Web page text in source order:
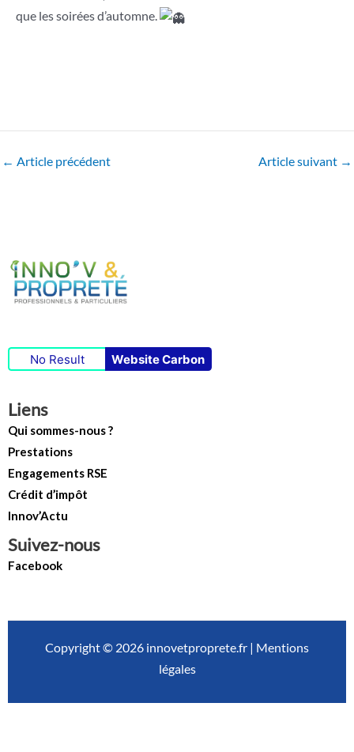
que les soirées d’automne.
Navigation
← Article précédent Article suivant →
No Result Website Carbon
Liens
Qui sommes-nous ?
Prestations
Engagements RSE
Crédit d’impôt
Innov’Actu
Suivez-nous
Facebook
Copyright © 2026 innovetproprete.fr | Mentions
légales